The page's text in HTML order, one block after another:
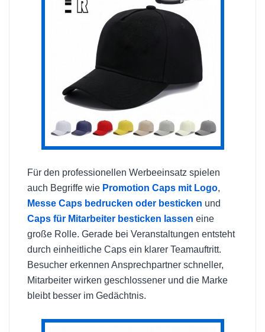
Für den professionellen Werbeeinsatz spielen
auch Begriffe wie Promotion Caps mit Logo,
Messe Caps bedrucken oder besticken und
Caps für Mitarbeiter besticken lassen eine
große Rolle. Gerade bei Veranstaltungen entsteht
durch einheitliche Caps ein klarer Teamauftritt.
Besucher erkennen Ansprechpartner schneller,
Mitarbeiter wirken geschlossener und die Marke
bleibt besser im Gedächtnis.